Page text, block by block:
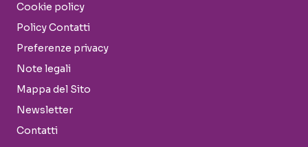
Cookie policy
Policy Contatti
Preferenze privacy
Note legali
Mappa del Sito
Newsletter
Contatti